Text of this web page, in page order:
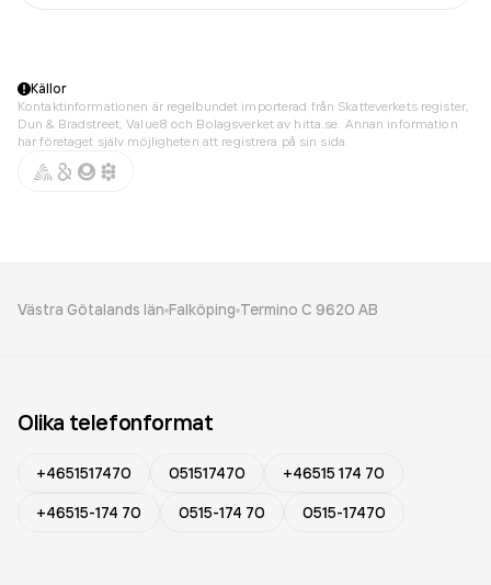
Källor
Kontaktinformationen är regelbundet importerad från Skatteverkets register,
Dun & Bradstreet, Value8 och Bolagsverket av hitta.se. Annan information
har företaget själv möjligheten att registrera på sin sida.
Västra Götalands län Falköping Termino C 9620 AB
Olika telefonformat
+4651517470 051517470
+46515 174 70
+46515-174 70
0515-174 70 0515-17470